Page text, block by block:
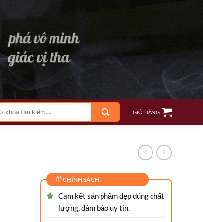
GIỎ HÀNG
CHÍNH SÁCH
Cam kết sản phẩm đẹp đúng chất
lượng, đảm bảo uy tín.